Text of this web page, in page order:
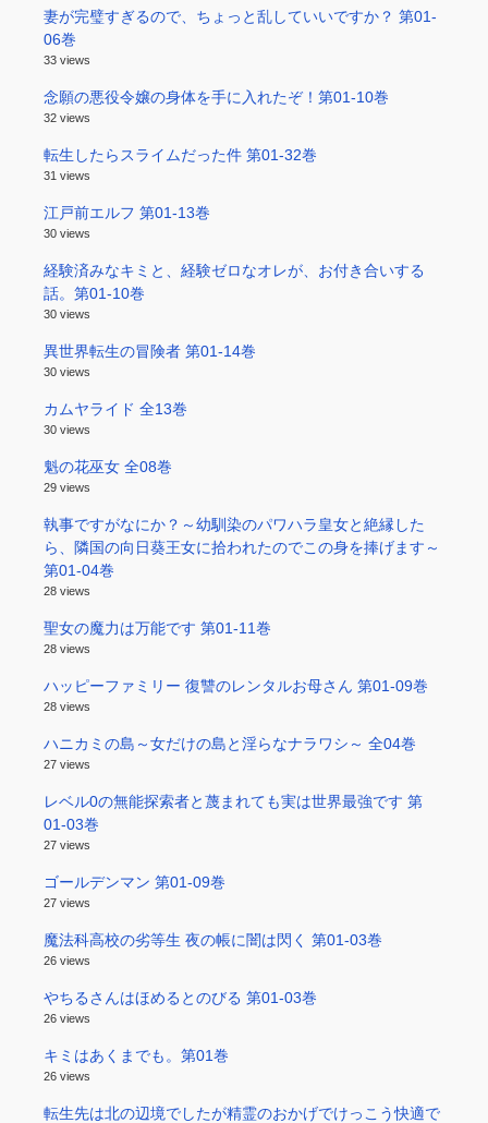
妻が完璧すぎるので、ちょっと乱していいですか？ 第01-
06巻
33 views
念願の悪役令嬢の身体を手に入れたぞ！第01-10巻
32 views
転生したらスライムだった件 第01-32巻
31 views
江戸前エルフ 第01-13巻
30 views
経験済みなキミと、経験ゼロなオレが、お付き合いする
話。第01-10巻
30 views
異世界転生の冒険者 第01-14巻
30 views
カムヤライド 全13巻
30 views
魁の花巫女 全08巻
29 views
執事ですがなにか？～幼馴染のパワハラ皇女と絶縁した
ら、隣国の向日葵王女に拾われたのでこの身を捧げます～
第01-04巻
28 views
聖女の魔力は万能です 第01-11巻
28 views
ハッピーファミリー 復讐のレンタルお母さん 第01-09巻
28 views
ハニカミの島～女だけの島と淫らなナラワシ～ 全04巻
27 views
レベル0の無能探索者と蔑まれても実は世界最強です 第
01-03巻
27 views
ゴールデンマン 第01-09巻
27 views
魔法科高校の劣等生 夜の帳に闇は閃く 第01-03巻
26 views
やちるさんはほめるとのびる 第01-03巻
26 views
キミはあくまでも。第01巻
26 views
転生先は北の辺境でしたが精霊のおかげでけっこう快適で